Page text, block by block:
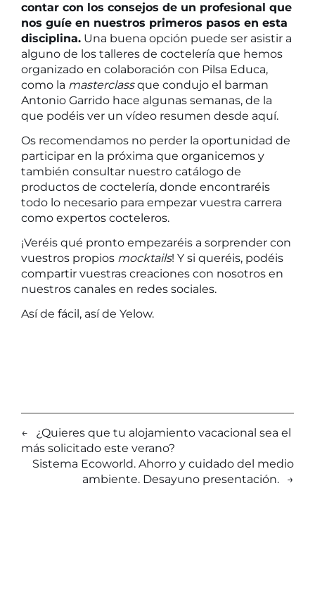
contar con los consejos de un profesional que
nos guíe en nuestros primeros pasos en esta
disciplina. Una buena opción puede ser asistir a
alguno de los talleres de coctelería que hemos
organizado en colaboración con Pilsa Educa,
como la masterclassque condujo el barman
Antonio Garrido hace algunas semanas, de la
que podéis ver un vídeo resumen desde aquí.
Os recomendamos no perder la oportunidad de
participar en la próxima que organicemos y
también consultar nuestro catálogo de
productos de coctelería, donde encontraréis
todo lo necesario para empezar vuestra carrera
como expertos cocteleros.
¡Veréis qué pronto empezaréis a sorprender con
vuestros propios mocktails! Y si queréis, podéis
compartir vuestras creaciones con nosotros en
nuestros canales en redes sociales.
Así de fácil, así de Yelow.
←
¿Quieres que tu alojamiento vacacional sea el
más solicitado este verano?
Sistema Ecoworld. Ahorro y cuidado del medio
ambiente. Desayuno presentación.
→